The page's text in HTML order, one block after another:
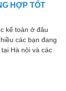
HỢP TỐT
kế toán ở đâu
các bạn đang
Hà nội và các